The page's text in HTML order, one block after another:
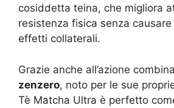
cosiddetta teina, che migliora
resistenza fisica senza
effetti collaterali.
Grazie anche all’azione
zenzero, noto per le sue
Tè Matcha Ultra è perfetto